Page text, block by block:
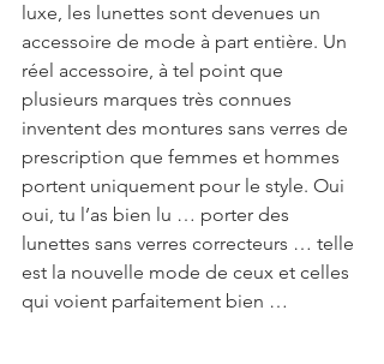
luxe, les lunettes sont devenues un
accessoire de mode à part entière. Un
réel accessoire, à tel point que
plusieurs marques très connues
inventent des montures sans verres de
prescription que femmes et hommes
portent uniquement pour le style. Oui
oui, tu l’as bien lu … porter des
lunettes sans verres correcteurs … telle
est la nouvelle mode de ceux et celles
qui voient parfaitement bien …